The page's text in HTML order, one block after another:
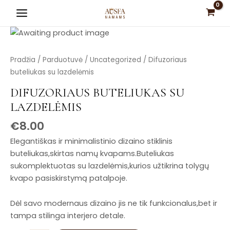
turinio
Main
Menu
Pradžia / Parduotuvė / Uncategorized / Difuzoriaus
buteliukas su lazdelėmis
DIFUZORIAUS BUTELIUKAS SU
LAZDELĖMIS
€8.00
Elegantiškas ir minimalistinio dizaino stiklinis
buteliukas,skirtas namų kvapams.Buteliukas
sukomplektuotas su lazdelėmis,kurios užtikrina tolygų
kvapo pasiskirstymą patalpoje.
Dėl savo modernaus dizaino jis ne tik funkcionalus,bet ir
tampa stilinga interjero detale.
produkto
kiekis:
buteliukas
su
lazdelėmis